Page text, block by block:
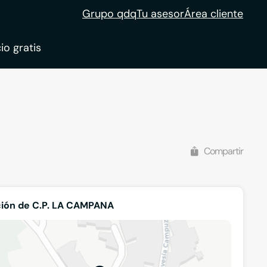
Grupo qdqTu asesorÁrea cliente
gratis
Compartir
de C.P. LA CAMPANA